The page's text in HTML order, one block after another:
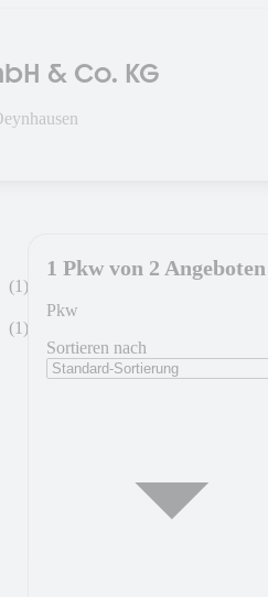
& Co. KG
(1)
(1)
1 Pkw von 2 Angeboten
Pkw
Sortieren nach